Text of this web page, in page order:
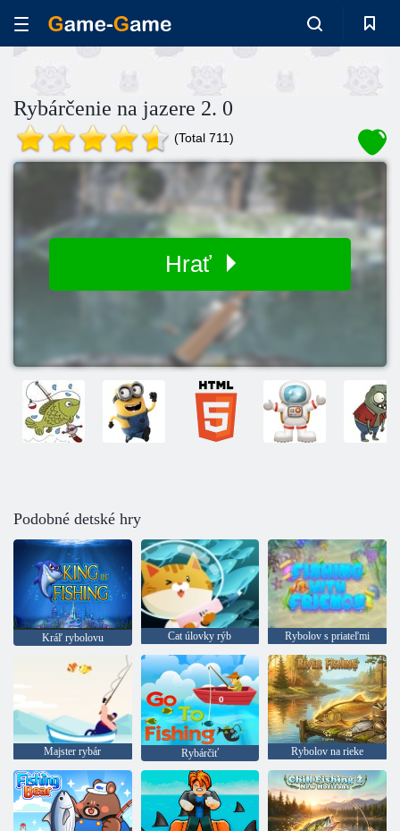
Rybárčenie na jazere 2. 0
(Total 711)
Hrať
Podobné detské hry
Kráľ rybolovu Cat úlovky rýb Rybolov s priateľmi
Majster rybár Rybárčiť Rybolov na rieke